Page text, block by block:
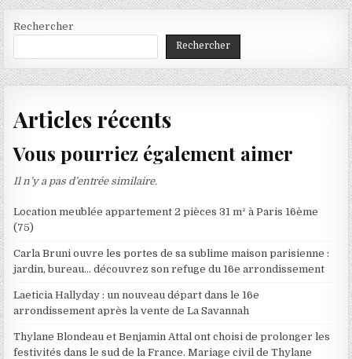
Rechercher
Rechercher
Articles récents
Vous pourriez également aimer
Il n’y a pas d’entrée similaire.
Location meublée appartement 2 pièces 31 m² à Paris 16ème
(75)
Carla Bruni ouvre les portes de sa sublime maison parisienne :
jardin, bureau… découvrez son refuge du 16e arrondissement
Laeticia Hallyday : un nouveau départ dans le 16e
arrondissement après la vente de La Savannah
Thylane Blondeau et Benjamin Attal ont choisi de prolonger les
festivités dans le sud de la France. Mariage civil de Thylane